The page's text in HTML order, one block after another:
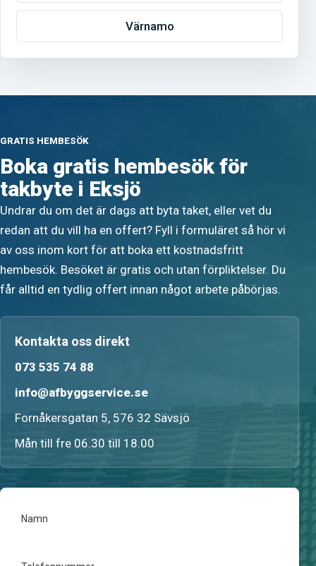
Värnamo
GRATIS HEMBESÖK
Boka gratis hembesök för
takbyte i Eksjö
Undrar du om det är dags att byta taket, eller vet du
redan att du vill ha en offert? Fyll i formuläret så hör vi
av oss inom kort för att boka ett kostnadsfritt
hembesök. Besöket är gratis och utan förpliktelser. Du
får alltid en tydlig offert innan något arbete påbörjas.
Kontakta oss direkt
073 535 74 88
info@afbyggservice.se
Fornåkersgatan 5, 576 32 Sävsjö
Mån till fre 06.30 till 18.00